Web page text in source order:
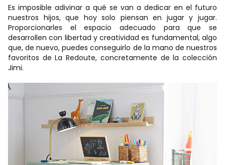
Es imposible adivinar a qué se van a dedicar en el futuro
nuestros hijos, que hoy solo piensan en jugar y jugar.
Proporcionarles el espacio adecuado para que se
desarrollen con libertad y creatividad es fundamental, algo
que, de nuevo, puedes conseguirlo de la mano de nuestros
favoritos de La Redoute, concretamente de la colección
Jimi.